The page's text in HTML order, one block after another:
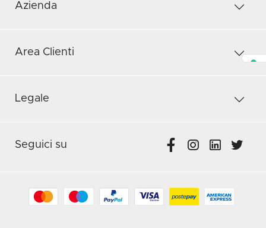
Azienda
Area Clienti
Legale
Seguici su